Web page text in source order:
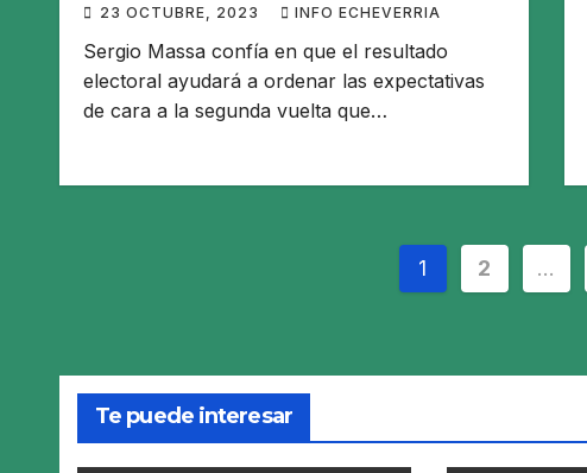
23 OCTUBRE, 2023 INFO ECHEVERRIA
Sergio Massa confía en que el resultado
electoral ayudará a ordenar las expectativas
de cara a la segunda vuelta que…
Paginación
entradas
1 2 …
Te puede interesar